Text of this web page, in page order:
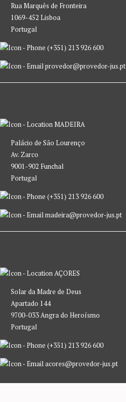
Rua Marquês de Fronteira
1069-452 Lisboa
Portugal
(+351) 213 926 600
provedor@provedor-jus.pt
MADEIRA
Palácio de São Lourenço
Av. Zarco
9001-902 Funchal
Portugal
(+351) 213 926 600
madeira@provedor-jus.pt
AÇORES
Solar da Madre de Deus
Apartado 144
9700-033 Angra do Heroísmo
Portugal
(+351) 213 926 600
acores@provedor-jus.pt